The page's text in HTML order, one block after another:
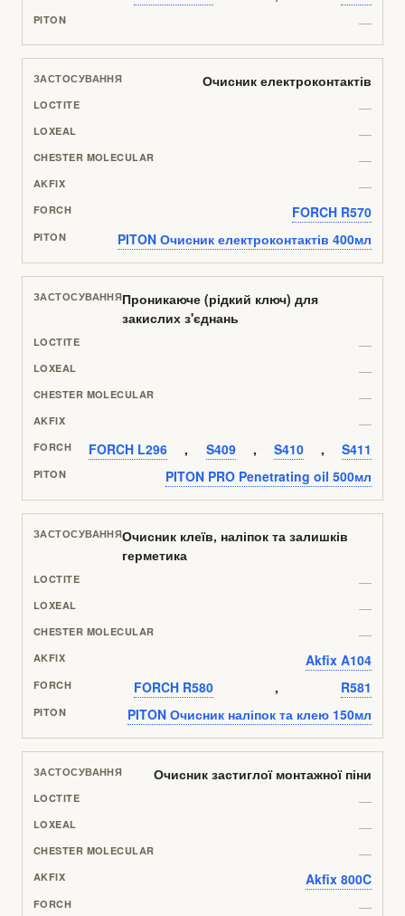
—
Очисник електроконтактів
—
—
—
—
FORCH R570
PITON Очисник електроконтактів 400мл
Проникаюче (рідкий ключ) для
закислих з'єднань
—
—
—
—
FORCH L296
, S409 , S410 ,
S411
PITON PRO Penetrating oil 500мл
Очисник клеїв, наліпок та залишків
герметика
—
—
—
Akfix A104
FORCH R580
,
R581
PITON Очисник наліпок та клею 150мл
Очисник застиглої монтажної піни
—
—
—
Akfix 800C
—